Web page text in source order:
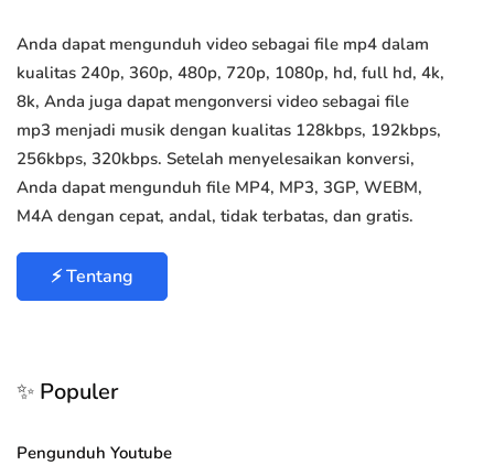
Anda dapat mengunduh video sebagai file mp4 dalam
kualitas 240p, 360p, 480p, 720p, 1080p, hd, full hd, 4k,
8k, Anda juga dapat mengonversi video sebagai file
mp3 menjadi musik dengan kualitas 128kbps, 192kbps,
256kbps, 320kbps. Setelah menyelesaikan konversi,
Anda dapat mengunduh file MP4, MP3, 3GP, WEBM,
M4A dengan cepat, andal, tidak terbatas, dan gratis.
⚡ Tentang
✨ Populer
Pengunduh Youtube